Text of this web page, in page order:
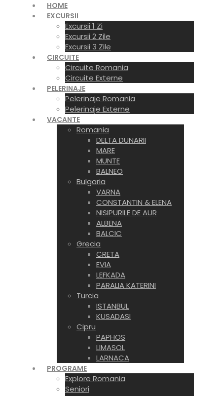
HOME
EXCURSII
Excursii 1 Zi
Excursii 2 Zile
Excursii 3 Zile
CIRCUITE
Circuite Romania
Circuite Externe
PELERINAJE
Pelerinaje Romania
Pelerinaje Externe
VACANTE
Romania
DELTA DUNARII
MARE
MUNTE
BALNEO
Bulgaria
VARNA
CONSTANTIN & ELENA
NISIPURILE DE AUR
ALBENA
BALCIC
Grecia
CRETA
EVIA
LEFKADA
PARALIA KATERINI
Turcia
ISTANBUL
KUSADASI
Cipru
PAPHOS
LIMASOL
LARNACA
PROGRAME
Explore Romania
Seniori